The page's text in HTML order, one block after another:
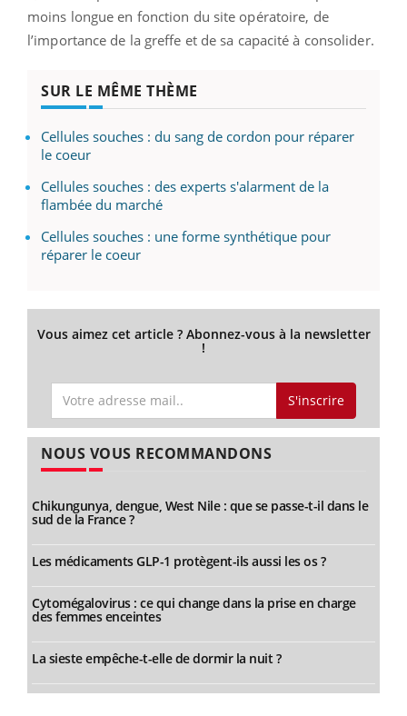
moins longue en fonction du site opératoire, de
l’importance de la greffe et de sa capacité à consolider.
SUR LE MÊME THÈME
Cellules souches : du sang de cordon pour réparer
le coeur
Cellules souches : des experts s'alarment de la
flambée du marché
Cellules souches : une forme synthétique pour
réparer le coeur
Vous aimez cet article ? Abonnez-vous à la newsletter
!
S'inscrire
NOUS VOUS RECOMMANDONS
Chikungunya, dengue, West Nile : que se passe-t-il dans le
sud de la France ?
Les médicaments GLP-1 protègent-ils aussi les os ?
Cytomégalovirus : ce qui change dans la prise en charge
des femmes enceintes
La sieste empêche-t-elle de dormir la nuit ?